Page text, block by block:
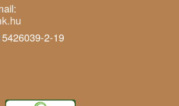
2-19